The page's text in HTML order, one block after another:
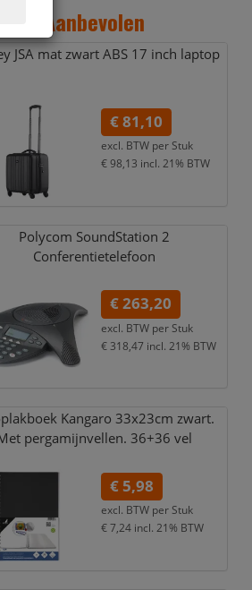
Aanbevolen
JSA mat zwart ABS 17 inch laptop
€ 81,10
excl. BTW per Stuk
€ 98,13 incl. 21% BTW
Polycom SoundStation 2
Conferentietelefoon
€ 263,20
excl. BTW per Stuk
€ 318,47 incl. 21% BTW
Kangaro 33x23cm zwart.
pergamijnvellen. 36+36 vel
€ 5,98
excl. BTW per Stuk
€ 7,24 incl. 21% BTW